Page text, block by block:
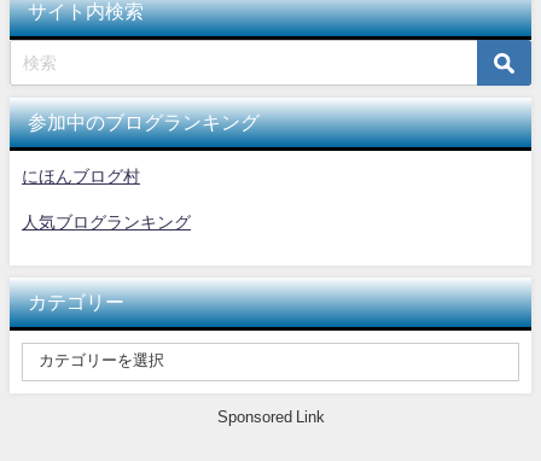
サイト内検索
参加中のブログランキング
にほんブログ村
人気ブログランキング
カテゴリー
Sponsored Link